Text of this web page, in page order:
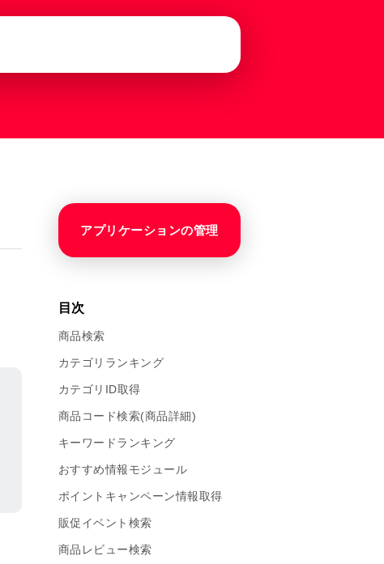
アプリケーションの管理
目次
商品検索
カテゴリランキング
カテゴリID取得
商品コード検索(商品詳細)
キーワードランキング
おすすめ情報モジュール
ポイントキャンペーン情報取得
販促イベント検索
商品レビュー検索